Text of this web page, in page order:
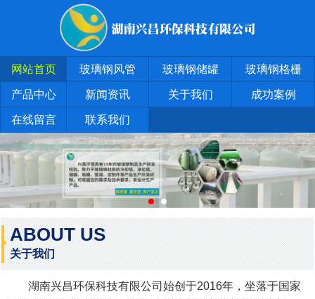
网站首页 玻璃钢风管 玻璃钢储罐 玻璃钢格栅
产品中心 新闻资讯 关于我们 成功案例
在线留言 联系我们
ABOUT US
关于我们
湖南兴昌环保科技有限公司始创于2016年，坐落于国家